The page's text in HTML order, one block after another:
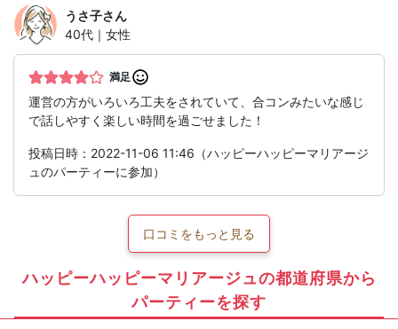
うさ子さん
40代｜女性
満足
運営の方がいろいろ工夫をされていて、合コンみたいな感じ
で話しやすく楽しい時間を過ごせました！
投稿日時：2022-11-06 11:46（ハッピーハッピーマリアージ
ュのパーティーに参加）
口コミをもっと見る
ハッピーハッピーマリアージュの都道府県から
パーティーを探す